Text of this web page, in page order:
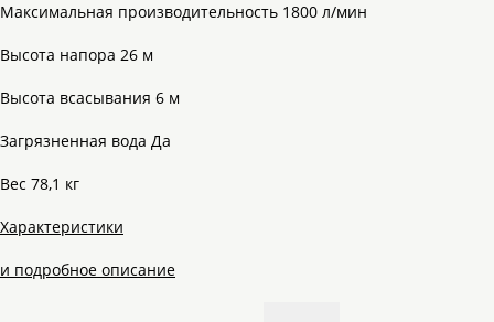
Максимальная производительность 1800 л/мин
Высота напора 26 м
Высота всасывания 6 м
Загрязненная вода Да
Вес 78,1 кг
Характеристики
и подробное описание